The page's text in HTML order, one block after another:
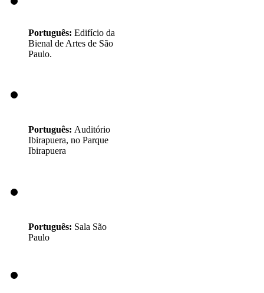
Português: Edifício da
Bienal de Artes de São
Paulo.
Português: Auditório
Ibirapuera, no Parque
Ibirapuera
Português: Sala São
Paulo